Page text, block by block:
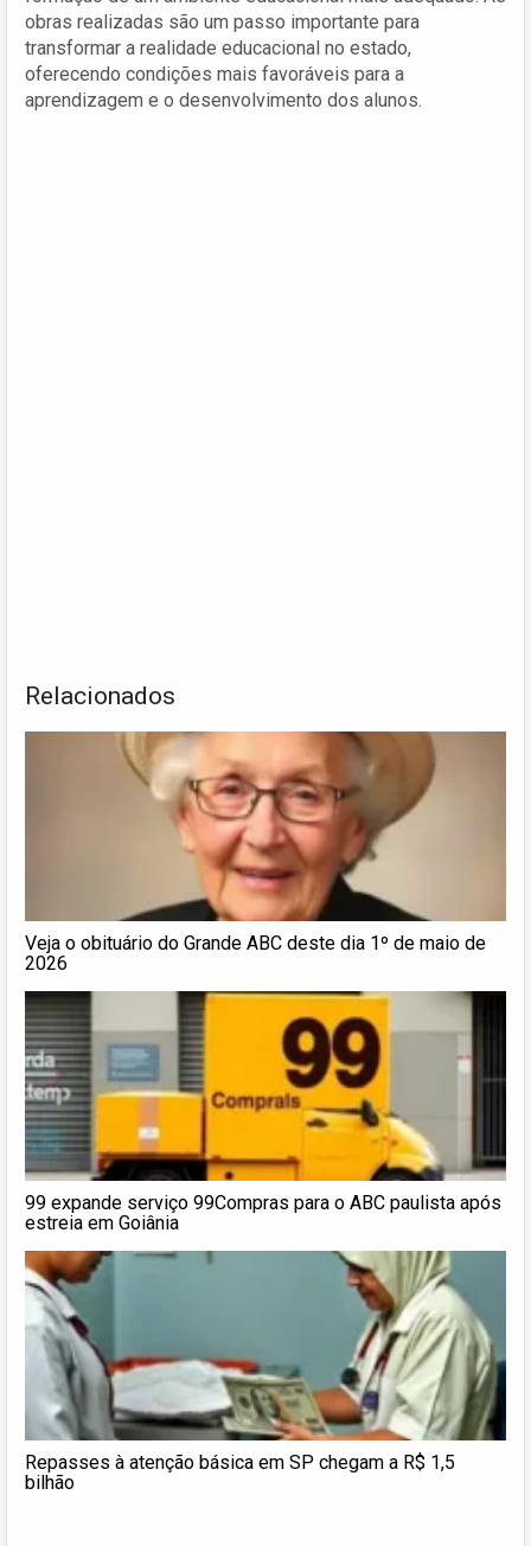
obras realizadas são um passo importante para
transformar a realidade educacional no estado,
oferecendo condições mais favoráveis para a
aprendizagem e o desenvolvimento dos alunos.
Relacionados
Veja o obituário do Grande ABC deste dia 1º de maio de
2026
99 expande serviço 99Compras para o ABC paulista após
estreia em Goiânia
Repasses à atenção básica em SP chegam a R$ 1,5
bilhão